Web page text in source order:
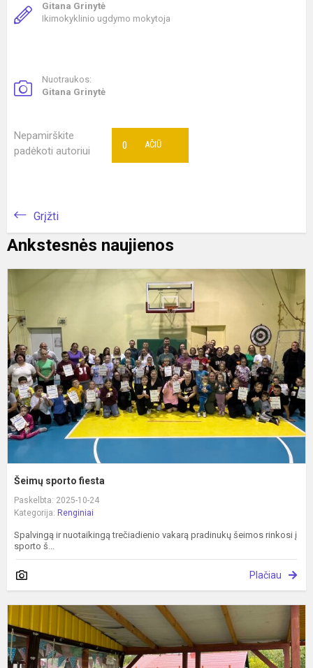
Gitana Grinytė
Ikimokyklinio ugdymo mokytoja
Nuotraukos:
Gitana Grinytė
Nepamirškite
padėkoti autoriui
AČIŪ
0
Grįžti
Ankstesnės naujienos
Šeimų sporto fiesta
Paskelbta: 2025-10-24
Kategorija: Renginiai
Spalvingą ir nuotaikingą trečiadienio vakarą pradinukų šeimos rinkosi į
sporto š...
Plačiau